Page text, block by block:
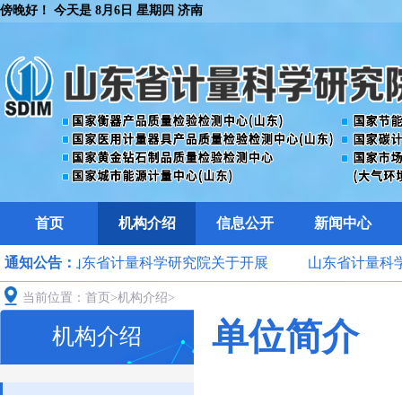
傍晚好！ 今天是 8月6日 星期四 济南
首页 机构介绍 信息公开 新闻中心
通知公告：山东省计量科学研究院关于开展
2025年生态环境监测领域检验检测
机构能力验证工作的通知
山东省计量科
当前位置： 首页 >机构介绍>
机构介绍 单位简介